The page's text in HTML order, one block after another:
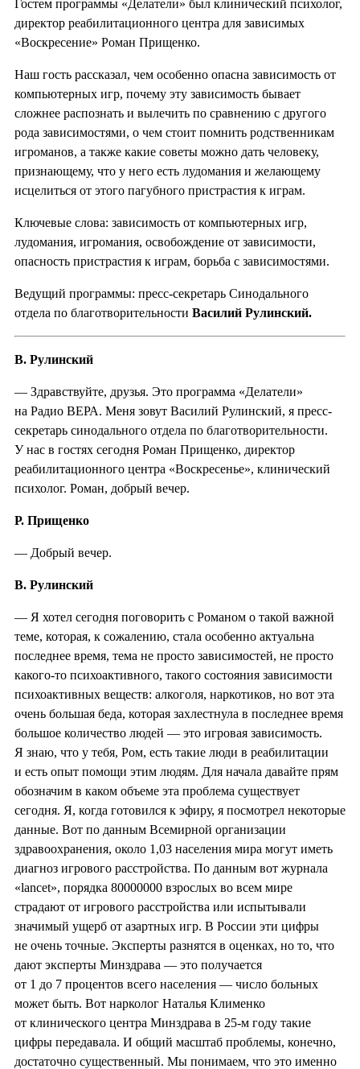
Гостем программы «Делатели» был клинический психолог,
директор реабилитационного центра для зависимых
«Воскресение» Роман Прищенко.
Наш гость рассказал, чем особенно опасна зависимость от
компьютерных игр, почему эту зависимость бывает
сложнее распознать и вылечить по сравнению с другого
рода зависимостями, о чем стоит помнить родственникам
игроманов, а также какие советы можно дать человеку,
признающему, что у него есть лудомания и желающему
исцелиться от этого пагубного пристрастия к играм.
Ключевые слова: зависимость от компьютерных игр,
лудомания, игромания, освобождение от зависимости,
опасность пристрастия к играм, борьба с зависимостями.
Ведущий программы: пресс-секретарь Синодального
отдела по благотворительности Василий Рулинский.
В. Рулинский
— Здравствуйте, друзья. Это программа «Делатели»
на Радио ВЕРА. Меня зовут Василий Рулинский, я пресс-
секретарь синодального отдела по благотворительности.
У нас в гостях сегодня Роман Прищенко, директор
реабилитационного центра «Воскресенье», клинический
психолог. Роман, добрый вечер.
Р. Прищенко
— Добрый вечер.
В. Рулинский
— Я хотел сегодня поговорить с Романом о такой важной
теме, которая, к сожалению, стала особенно актуальна
последнее время, тема не просто зависимостей, не просто
какого-то психоактивного, такого состояния зависимости
психоактивных веществ: алкоголя, наркотиков, но вот эта
очень большая беда, которая захлестнула в последнее время
большое количество людей — это игровая зависимость.
Я знаю, что у тебя, Ром, есть такие люди в реабилитации
и есть опыт помощи этим людям. Для начала давайте прям
обозначим в каком объеме эта проблема существует
сегодня. Я, когда готовился к эфиру, я посмотрел некоторые
данные. Вот по данным Всемирной организации
здравоохранения, около 1,03 населения мира могут иметь
диагноз игрового расстройства. По данным вот журнала
«lancet», порядка 80000000 взрослых во всем мире
страдают от игрового расстройства или испытывали
значимый ущерб от азартных игр. В России эти цифры
не очень точные. Эксперты разнятся в оценках, но то, что
дают эксперты Минздрава — это получается
от 1 до 7 процентов всего населения — число больных
может быть. Вот нарколог Наталья Клименко
от клинического центра Минздрава в 25-м году такие
цифры передавала. И общий масштаб проблемы, конечно,
достаточно существенный. Мы понимаем, что это именно